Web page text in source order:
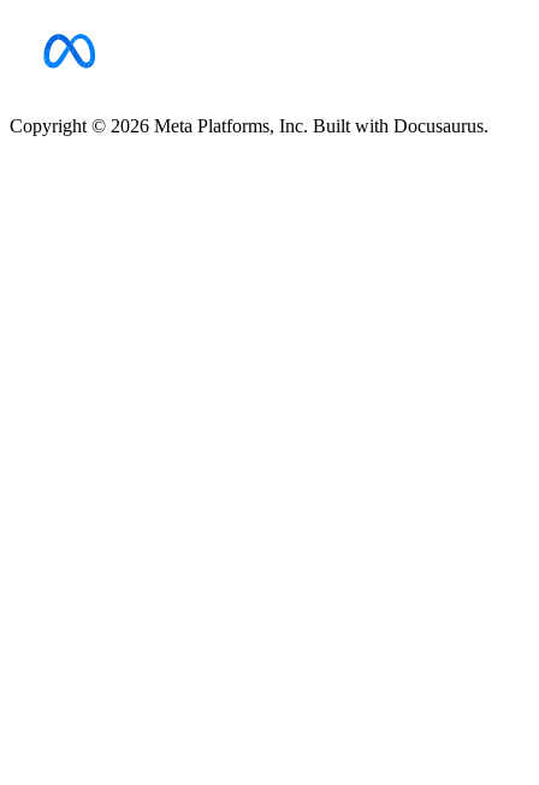
Copyright © 2026 Meta Platforms, Inc. Built with Docusaurus.